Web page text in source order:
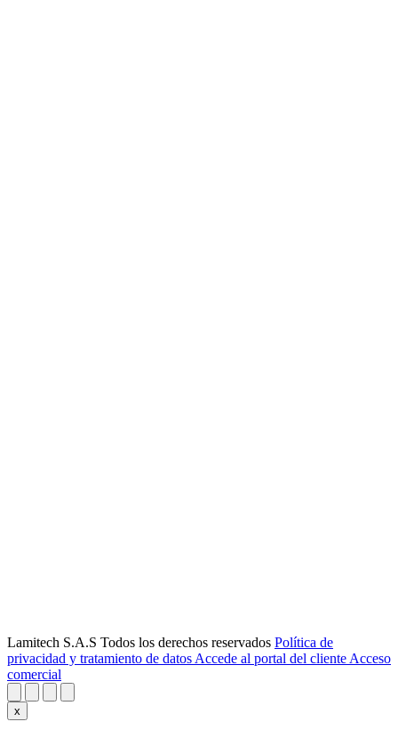
Lamitech S.A.S Todos los derechos reservados Política de
privacidad y tratamiento de datos Accede al portal del cliente Acceso
comercial
x